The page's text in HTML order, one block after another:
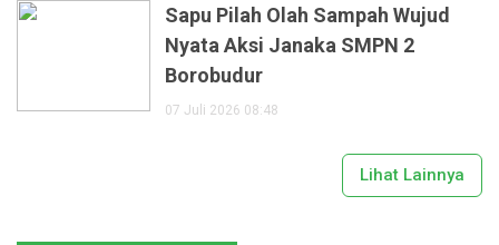
Sapu Pilah Olah Sampah Wujud
Nyata Aksi Janaka SMPN 2
Borobudur
07 Juli 2026 08:48
Lihat Lainnya